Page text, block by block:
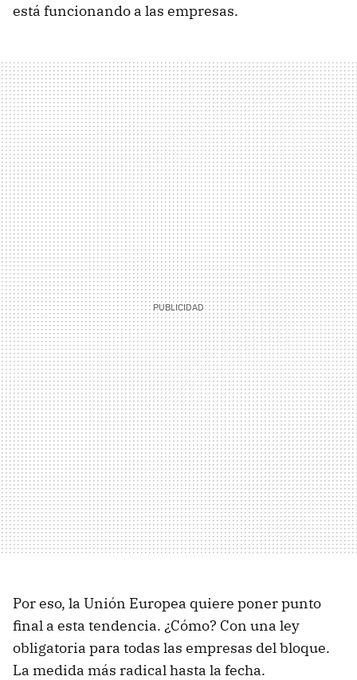
está funcionando a las empresas.
Por eso, la Unión Europea quiere poner punto
final a esta tendencia. ¿Cómo? Con una ley
obligatoria para todas las empresas del bloque.
La medida más radical hasta la fecha.